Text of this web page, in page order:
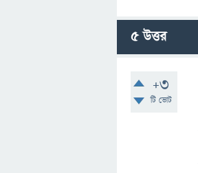
5উত্তর
+3
টি ভোট